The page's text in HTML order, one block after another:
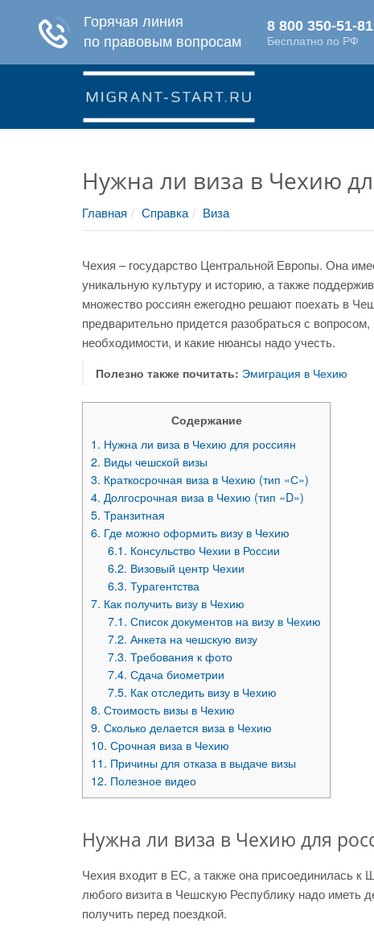
Нужна ли виза в Чехию
Главная Справка Виза
Чехия – государство Центральной Европы. Она
уникальную культуру и историю, а также
множество россиян ежегодно решают поехать в
предварительно придется разобраться с
необходимости, и какие нюансы надо учесть.
Полезно также почитать: Эмиграция в Чехию
Содержание
1. Нужна ли виза в Чехию для россиян
2. Виды чешской визы
3. Краткосрочная виза в Чехию (тип «С»)
4. Долгосрочная виза в Чехию (тип «D»)
5. Транзитная
6. Где можно оформить визу в Чехию
6.1. Консульство Чехии в России
6.2. Визовый центр Чехии
6.3. Турагентства
7. Как получить визу в Чехию
7.1. Список документов на визу в Чехию
7.2. Анкета на чешскую визу
7.3. Требования к фото
7.4. Сдача биометрии
7.5. Как отследить визу в Чехию
8. Стоимость визы в Чехию
9. Сколько делается виза в Чехию
10. Срочная виза в Чехию
11. Причины для отказа в выдаче визы
12. Полезное видео
Нужна ли виза в Чехию для
Чехия входит в ЕС, а также она присоединилась к
любого визита в Чешскую Республику надо иметь
получить перед поездкой.